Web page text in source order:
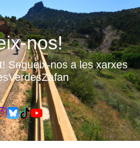
nos!
Segueix-nos a les xarxes